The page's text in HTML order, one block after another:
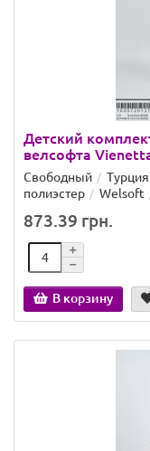
Детский
велсофта
Свободный Турция
полиэстер
Welsoft
873.39 грн.
В корзину